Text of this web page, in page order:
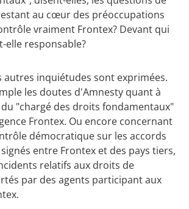
au cœur des préoccupations
vraiment Frontex? Devant qui
elle responsable?
autres inquiétudes sont exprimées.
les doutes d'Amnesty quant à
"chargé des droits fondamentaux"
Frontex. Ou encore concernant
démocratique sur les accords
entre Frontex et des pays tiers,
relatifs aux droits de
par des agents participant aux